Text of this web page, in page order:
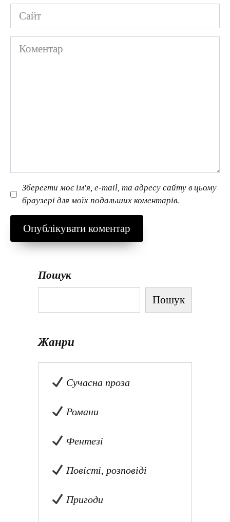
Сайт
Коментар
Зберегти моє ім'я, e-mail, та адресу сайту в цьому
браузері для моїх подальших коментарів.
Пошук
Пошук
Жанри
Сучасна проза
Романи
Фентезі
Повісті, розповіді
Пригоди